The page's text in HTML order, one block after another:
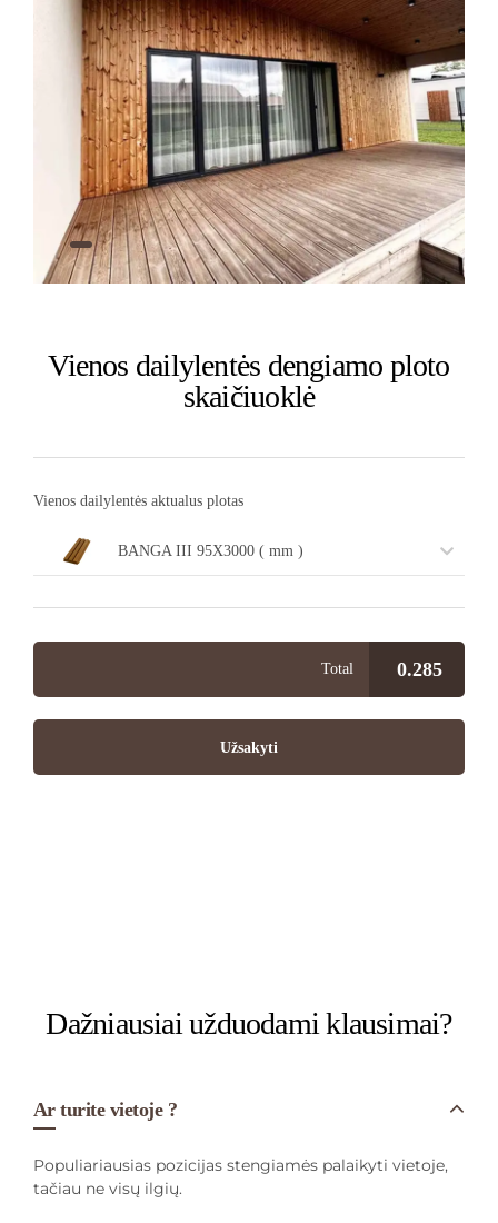
Vienos dailylentės dengiamo ploto
skaičiuoklė
Vienos dailylentės aktualus plotas
BANGA III 95X3000 ( mm )
Total 0.285
Užsakyti
Dažniausiai užduodami klausimai?
Ar turite vietoje ?
Populiariausias pozicijas stengiamės palaikyti vietoje,
tačiau ne visų ilgių.